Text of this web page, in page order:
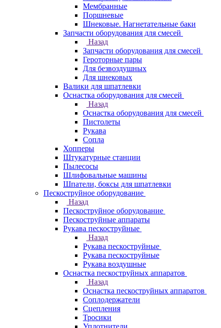
Мембранные
Поршневые
Шнековые. Нагнетательные баки
Запчасти оборудования для смесей
Назад
Запчасти оборудования для смесей
Героторные пары
Для безвоздушных
Для шнековых
Валики для шпатлевки
Оснастка оборудования для смесей
Назад
Оснастка оборудования для смесей
Пистолеты
Рукава
Сопла
Хопперы
Штукатурные станции
Пылесосы
Шлифовальные машины
Шпатели, боксы для шпатлевки
Пескоструйное оборудование
Назад
Пескоструйное оборудование
Пескоструйные аппараты
Рукава пескоструйные
Назад
Рукава пескоструйные
Рукава пескоструйные
Рукава воздушные
Оснастка пескоструйных аппаратов
Назад
Оснастка пескоструйных аппаратов
Соплодержатели
Сцепления
Тросики
Уплотнители